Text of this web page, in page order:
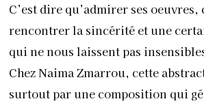
C’est dire qu’admirer ses oeuvres,
rencontrer la sincérité et une
qui ne nous laissent pas
Chez Naima Zmarrou, cette
surtout par une composition qui